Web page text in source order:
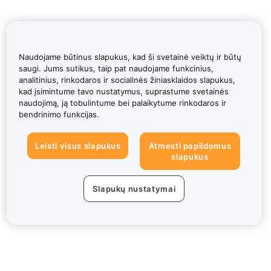
Naudojame būtinus slapukus, kad ši svetainė veiktų ir būtų
saugi. Jums sutikus, taip pat naudojame funkcinius,
analitinius, rinkodaros ir socialinės žiniasklaidos slapukus,
kad įsimintume tavo nustatymus, suprastume svetainės
naudojimą, ją tobulintume bei palaikytume rinkodaros ir
bendrinimo funkcijas.
Leisti visus slapukus
Atmesti papildomus
slapukus
Slapukų nustatymai